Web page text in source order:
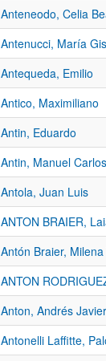
Anteneodo, Celia
Antenucci, María
Antequeda, Emilio
Antico, Maximiliano
Antin, Eduardo
Antin, Manuel Carlos
Antola, Juan Luis
ANTON BRAIER,
Antón Braier,
ANTON
Anton, Andrés Javier
Antonelli Laffitte,